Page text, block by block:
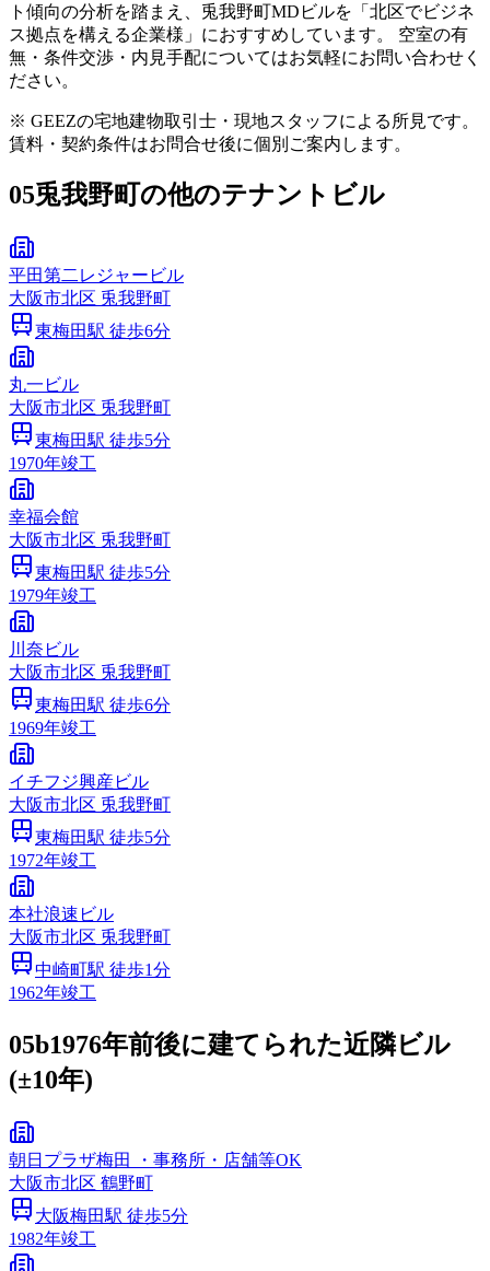
ト傾向の分析を踏まえ、兎我野町MDビルを「北区でビジネ
ス拠点を構える企業様」におすすめしています。 空室の有
無・条件交渉・内見手配についてはお気軽にお問い合わせく
ださい。
※ GEEZの宅地建物取引士・現地スタッフによる所見です。
賃料・契約条件はお問合せ後に個別ご案内します。
05兎我野町の他のテナントビル
平田第二レジャービル
大阪市北区 兎我野町
東梅田駅 徒歩6分
丸一ビル
大阪市北区 兎我野町
東梅田駅 徒歩5分
1970年竣工
幸福会館
大阪市北区 兎我野町
東梅田駅 徒歩5分
1979年竣工
川奈ビル
大阪市北区 兎我野町
東梅田駅 徒歩6分
1969年竣工
イチフジ興産ビル
大阪市北区 兎我野町
東梅田駅 徒歩5分
1972年竣工
本社浪速ビル
大阪市北区 兎我野町
中崎町駅 徒歩1分
1962年竣工
05b1976年前後に建てられた近隣ビル
(±10年)
朝日プラザ梅田 ・事務所・店舗等OK
大阪市北区 鶴野町
大阪梅田駅 徒歩5分
1982年竣工